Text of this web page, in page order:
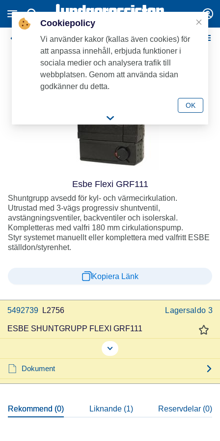
Esbe Flexi GRF111
Shuntgrupp avsedd för kyl- och värmecirkulation.
Utrustad med 3-vägs progressiv shuntventil,
avstängningsventiler, backventiler och isolerskal.
Kompletteras med valfri 180 mm cirkulationspump.
Styr systemet manuellt eller komplettera med valfritt ESBE
ställdon/styrenhet.
Kopiera Länk
5492739 L2756 Lagersaldo 3
ESBE SHUNTGRUPP FLEXI GRF111
Dokument
Rekommend (0) Liknande (1) Reservdelar (0)
Cookiepolicy
Vi använder kakor (kallas även cookies) för
att anpassa innehåll, erbjuda funktioner i
sociala medier och analysera trafik till
webbplatsen. Genom att använda sidan
godkänner du detta.
OK